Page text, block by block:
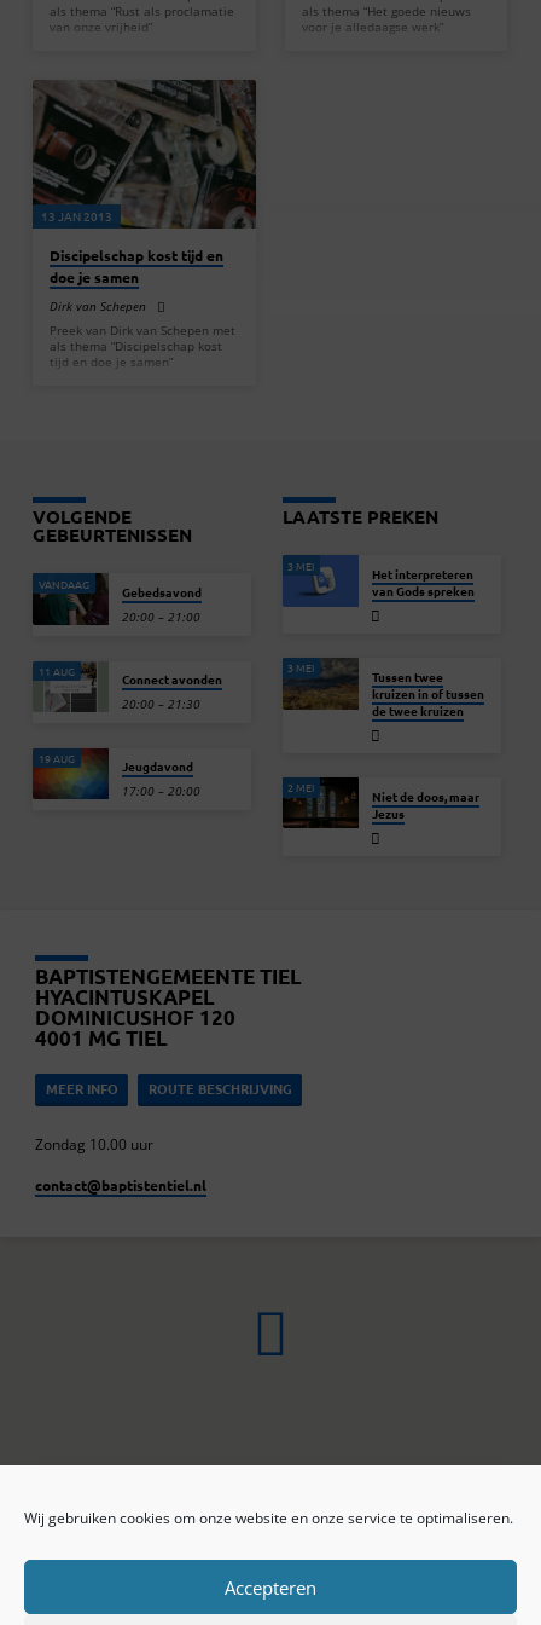
Wij gebruiken cookies om onze website en onze service te optimaliseren.
Accepteren
als thema “Rust als proclamatie
van onze vrijheid”
als thema “Het goede nieuws
voor je alledaagse werk”
13 JAN 2013
Discipelschap kost tijd en
doe je samen
Dirk van Schepen
Preek van Dirk van Schepen met
als thema “Discipelschap kost
tijd en doe je samen”
VOLGENDE
GEBEURTENISSEN
VANDAAG Gebedsavond
20:00 – 21:00
11 AUG Connect avonden
20:00 – 21:30
19 AUG Jeugdavond
17:00 – 20:00
LAATSTE PREKEN
3 MEI
Het interpreteren
van Gods spreken
3 MEI
Tussen twee
kruizen in of tussen
de twee kruizen
2 MEI
Niet de doos, maar
Jezus
BAPTISTENGEMEENTE TIEL
HYACINTUSKAPEL
DOMINICUSHOF 120
4001 MG TIEL
MEER INFO ROUTE BESCHRIJVING
Zondag 10.00 uur
contact​@baptistentiel.nl
ONLINE ARCHIEF
Privacy beleid